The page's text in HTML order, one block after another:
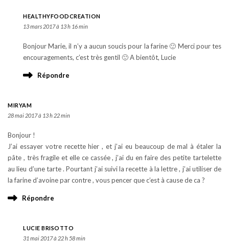
HEALTHYFOODCREATION
13 mars 2017 à 13 h 16 min
Bonjour Marie, il n’y a aucun soucis pour la farine 🙂 Merci pour tes
encouragements, c’est très gentil 🙂 A bientôt, Lucie
Répondre
MIRYAM
28 mai 2017 à 13 h 22 min
Bonjour !
J’ai essayer votre recette hier , et j’ai eu beaucoup de mal à étaler la
pâte , très fragile et elle ce cassée , j’ai du en faire des petite tartelette
au lieu d’une tarte . Pourtant j’ai suivi la recette à la lettre , j’ai utiliser de
la farine d’avoine par contre , vous pencer que c’est à cause de ca ?
Répondre
LUCIE BRISOTTO
31 mai 2017 à 22 h 58 min